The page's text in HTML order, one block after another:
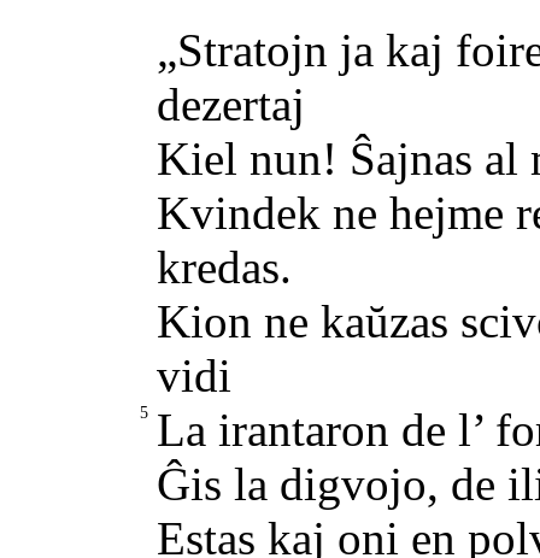
„Stratojn ja kaj
dezertaj
Kiel nun! Ŝajnas al
Kvindek ne hejme
kredas.
Kion ne kaŭzas
vidi
La irantaron de l’
5
Ĝis la digvojo, de
Estas kaj oni en